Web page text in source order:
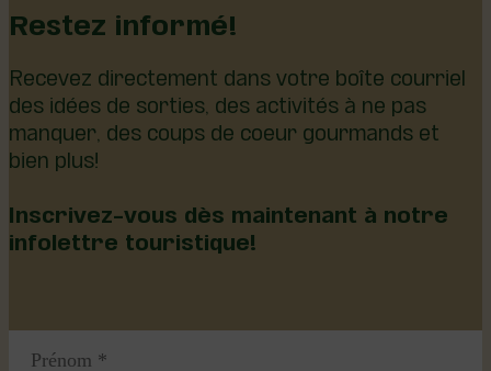
Restez informé!
Recevez directement dans votre boîte courriel
des idées de sorties, des activités à ne pas
manquer, des coups de coeur gourmands et
bien plus!
Inscrivez-vous dès maintenant à notre
infolettre touristique!